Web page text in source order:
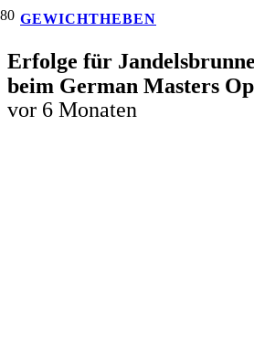
GEWICHTHEBEN
Erfolge für
beim German Masters
vor 6 Monaten